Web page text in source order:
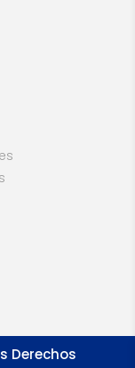
Derechos